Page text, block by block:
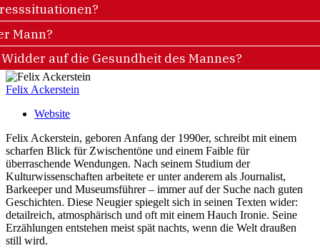
Mann?
auf die Gesundheit des Mannes?
Felix Ackerstein
Website
Felix Ackerstein, geboren Anfang der 1990er, schreibt mit einem
scharfen Blick für Zwischentöne und einem Faible für
überraschende Wendungen. Nach seinem Studium der
Kulturwissenschaften arbeitete er unter anderem als Journalist,
Barkeeper und Museumsführer – immer auf der Suche nach guten
Geschichten. Diese Neugier spiegelt sich in seinen Texten wider:
detailreich, atmosphärisch und oft mit einem Hauch Ironie. Seine
Erzählungen entstehen meist spät nachts, wenn die Welt draußen
still wird.